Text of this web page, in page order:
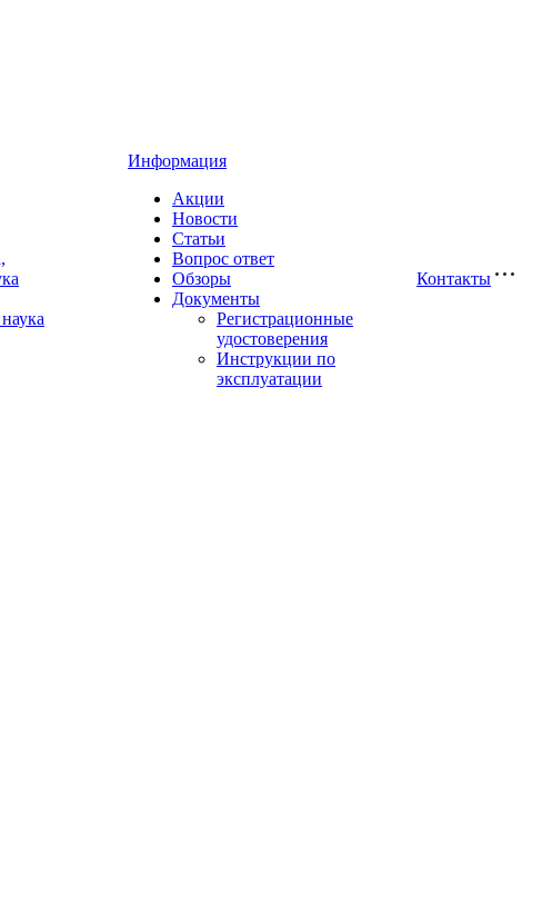
Информация
Акции
Новости
Статьи
Вопрос ответ
Обзоры
Документы
Регистрационные
удостоверения
Инструкции по
эксплуатации
Контакты